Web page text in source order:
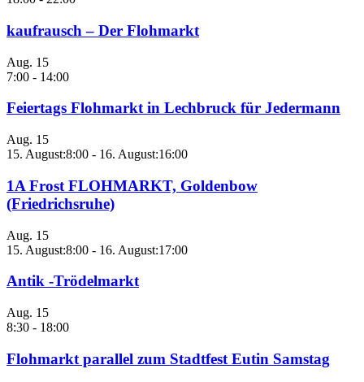
kaufrausch – Der Flohmarkt
Aug. 15
7:00 - 14:00
Feiertags Flohmarkt in Lechbruck für Jedermann
Aug. 15
15. August:8:00 - 16. August:16:00
1A Frost FLOHMARKT, Goldenbow
(Friedrichsruhe)
Aug. 15
15. August:8:00 - 16. August:17:00
Antik -Trödelmarkt
Aug. 15
8:30 - 18:00
Flohmarkt parallel zum Stadtfest Eutin Samstag